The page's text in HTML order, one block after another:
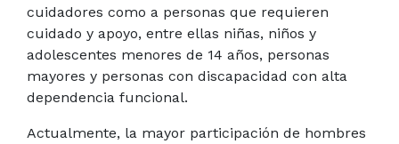
cuidadores como a personas que requieren
cuidado y apoyo, entre ellas niñas, niños y
adolescentes menores de 14 años, personas
mayores y personas con discapacidad con alta
dependencia funcional.
Actualmente, la mayor participación de hombres